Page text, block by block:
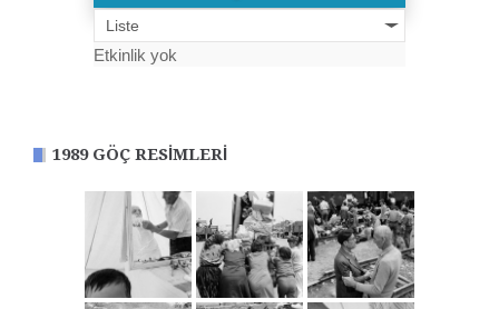
Liste
Etkinlik yok
1989 GÖÇ RESIMLERI